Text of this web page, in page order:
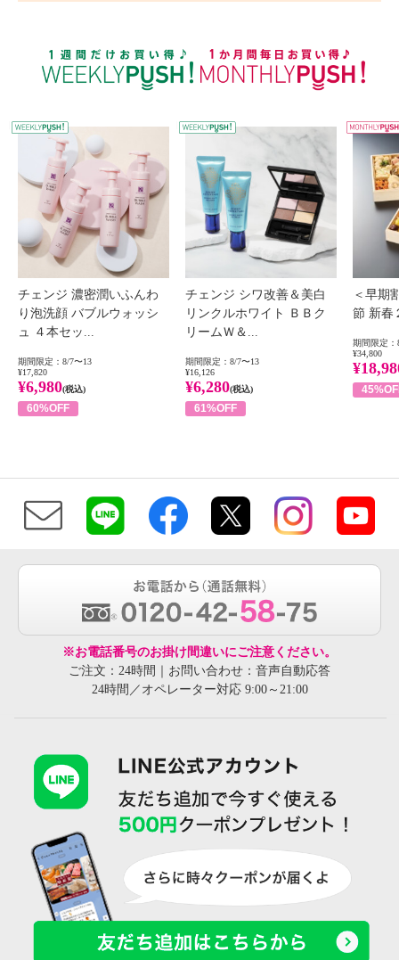
WEEKLY PUSH
チェンジ 濃密潤いふんわ
り泡洗顔 バブルウォッシ
ュ ４本セッ...
期間限定：8/7〜13
¥17,820
¥6,980(税込)
60%OFF
チェンジ シワ改善＆美白
リンクルホワイト ＢＢク
リームＷ＆...
期間限定：8/7〜13
¥16,126
¥6,280(税込)
61%OFF
＜早期
節 新春
期間限定：
¥34,800
※お電話番号のお掛け間違いにご注意ください。
ご注文：24時間｜お問い合わせ：音声自動応答
24時間／オペレーター対応 9:00～21:00